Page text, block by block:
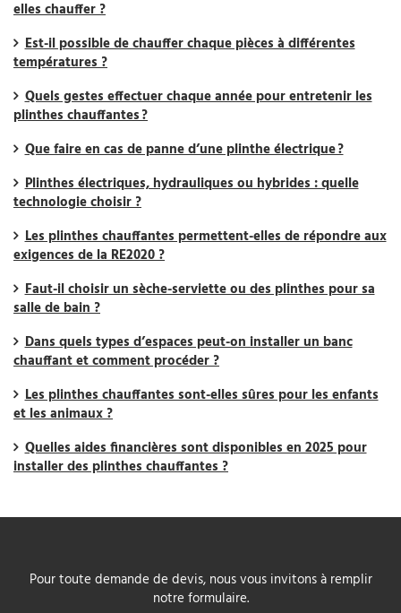
elles chauffer ?
Est-il possible de chauffer chaque pièces à différentes
températures ?
Quels gestes effectuer chaque année pour entretenir les
plinthes chauffantes ?
Que faire en cas de panne d’une plinthe électrique ?
Plinthes électriques, hydrauliques ou hybrides : quelle
technologie choisir ?
Les plinthes chauffantes permettent-elles de répondre aux
exigences de la RE2020 ?
Faut-il choisir un sèche-serviette ou des plinthes pour sa
salle de bain ?
Dans quels types d’espaces peut-on installer un banc
chauffant et comment procéder ?
Les plinthes chauffantes sont-elles sûres pour les enfants
et les animaux ?
Quelles aides financières sont disponibles en 2025 pour
installer des plinthes chauffantes ?
Pour toute demande de devis, nous vous invitons à remplir
notre formulaire.